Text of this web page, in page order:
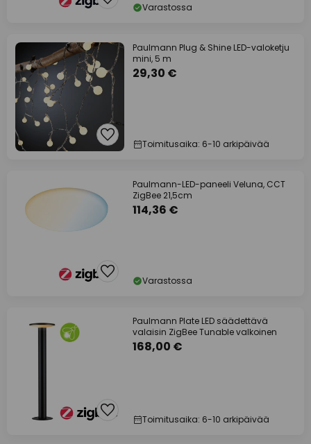
Varastossa
Paulmann Plug & Shine LED-valoketju
mini, 5 m
29,30 €
Toimitusaika: 6-10 arkipäivää
Paulmann-LED-paneeli Veluna, CCT
ZigBee 21,5cm
114,36 €
Varastossa
Paulmann Plate LED säädettävä
valaisin ZigBee Tunable valkoinen
168,00 €
Toimitusaika: 6-10 arkipäivää